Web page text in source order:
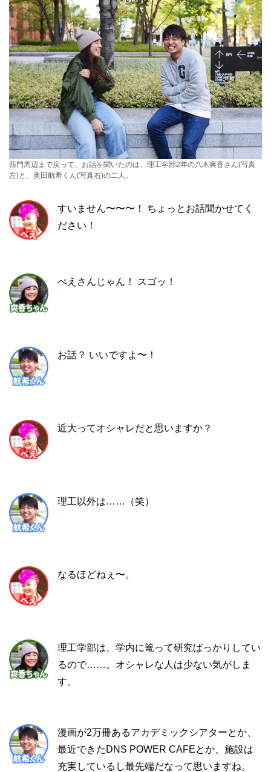
西門周辺まで戻って、お話を聞いたのは、理工学部2年の八木爽香さん(写真
左)と、奥田航希くん(写真右)の二人。
すいません〜〜〜！ ちょっとお話聞かせてく
ださい！
ぺえさんじゃん！ スゴッ！
お話？ いいですよ〜！
近大ってオシャレだと思いますか？
理工以外は……（笑）
なるほどねぇ〜。
理工学部は、学内に篭って研究ばっかりしてい
るので……。オシャレな人は少ない気がしま
す。
漫画が2万冊あるアカデミックシアターとか、
最近できたDNS POWER CAFEとか、施設は
充実しているし最先端だなって思いますね。